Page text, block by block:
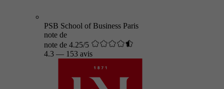
PSB School of Business Paris
note de
note de 4.25/5
4.3 — 153 avis